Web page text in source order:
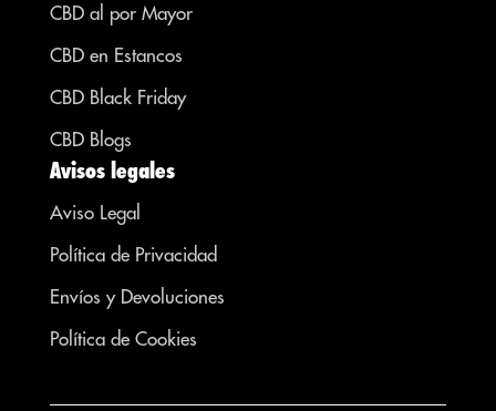
CBD al por Mayor
CBD en Estancos
CBD Black Friday
CBD Blogs
Avisos legales
Aviso Legal
Política de Privacidad
Envíos y Devoluciones
Política de Cookies